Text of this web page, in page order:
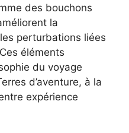
des bouchons
la
perturbations liées
éléments
du voyage
d’aventure, à la
expérience